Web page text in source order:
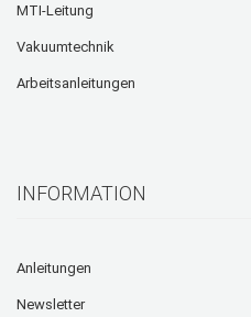
MTI-Leitung
Vakuumtechnik
Arbeitsanleitungen
INFORMATION
Anleitungen
Newsletter